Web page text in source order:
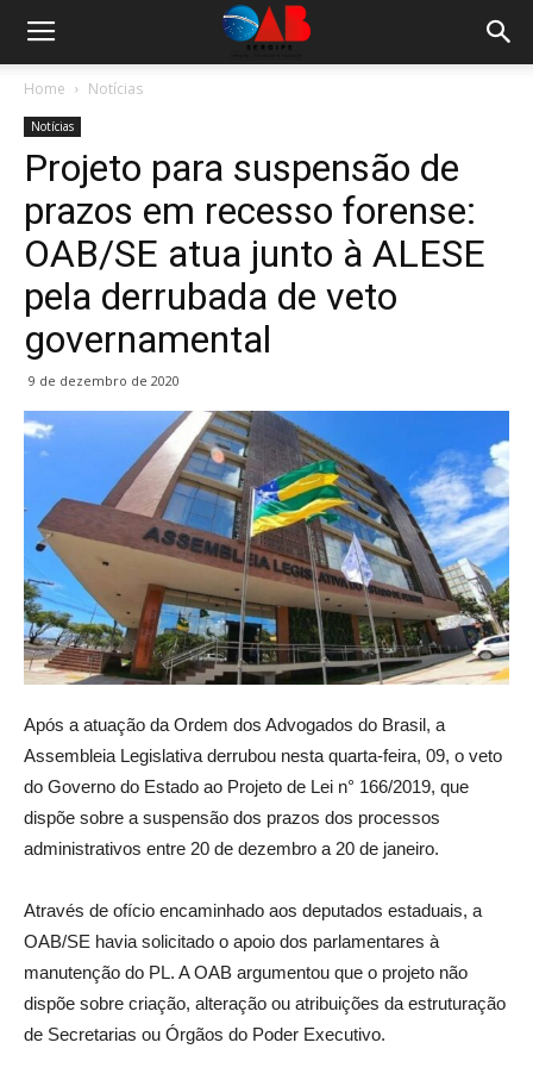
Home Notícias
Notícias
Projeto para suspensão de
prazos em recesso forense:
OAB/SE atua junto à ALESE
pela derrubada de veto
governamental
9 de dezembro de 2020
Após a atuação da Ordem dos Advogados do Brasil, a
Assembleia Legislativa derrubou nesta quarta-feira, 09, o veto
do Governo do Estado ao Projeto de Lei n° 166/2019, que
dispõe sobre a suspensão dos prazos dos processos
administrativos entre 20 de dezembro a 20 de janeiro.
Através de ofício encaminhado aos deputados estaduais, a
OAB/SE havia solicitado o apoio dos parlamentares à
manutenção do PL. A OAB argumentou que o projeto não
dispõe sobre criação, alteração ou atribuições da estruturação
de Secretarias ou Órgãos do Poder Executivo.